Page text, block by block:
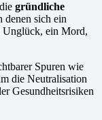
gründliche
denen sich ein
Unglück, ein Mord,
Spuren wie
die Neutralisation
Gesundheitsrisiken